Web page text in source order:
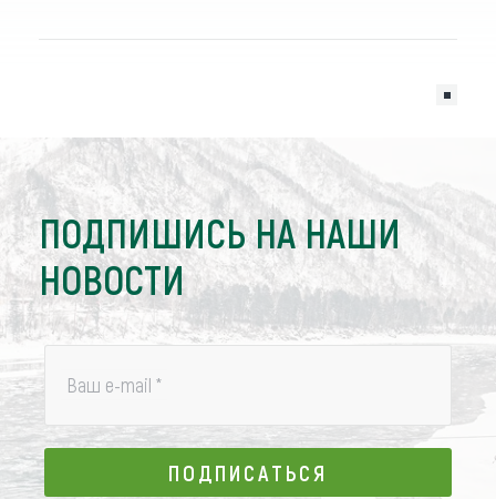
ПОДПИШИСЬ НА НАШИ
НОВОСТИ
Ваш e-mail *
ПОДПИСАТЬСЯ